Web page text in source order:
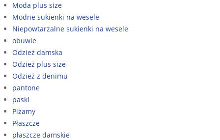
Moda plus size
Modne sukienki na wesele
Niepowtarzalne sukienki na wesele
obuwie
Odzież damska
Odzież plus size
Odzież z denimu
pantone
paski
Piżamy
Płaszcze
płaszcze damskie